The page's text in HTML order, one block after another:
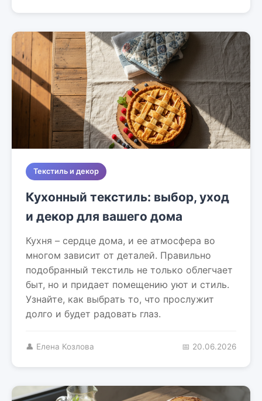
Текстиль и декор
Кухонный текстиль: выбор, уход
и декор для вашего дома
Кухня – сердце дома, и ее атмосфера во
многом зависит от деталей. Правильно
подобранный текстиль не только облегчает
быт, но и придает помещению уют и стиль.
Узнайте, как выбрать то, что прослужит
долго и будет радовать глаз.
👤 Елена Козлова 📅 20.06.2026